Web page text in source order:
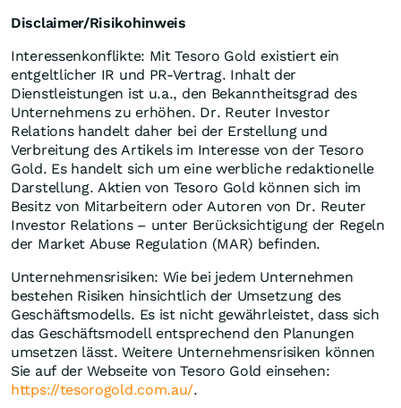
Disclaimer/Risikohinweis
Interessenkonflikte: Mit Tesoro Gold existiert ein
entgeltlicher IR und PR-Vertrag. Inhalt der
Dienstleistungen ist u.a., den Bekanntheitsgrad des
Unternehmens zu erhöhen. Dr. Reuter Investor
Relations handelt daher bei der Erstellung und
Verbreitung des Artikels im Interesse von der Tesoro
Gold. Es handelt sich um eine werbliche redaktionelle
Darstellung. Aktien von Tesoro Gold können sich im
Besitz von Mitarbeitern oder Autoren von Dr. Reuter
Investor Relations – unter Berücksichtigung der Regeln
der Market Abuse Regulation (MAR) befinden.
Unternehmensrisiken: Wie bei jedem Unternehmen
bestehen Risiken hinsichtlich der Umsetzung des
Geschäftsmodells. Es ist nicht gewährleistet, dass sich
das Geschäftsmodell entsprechend den Planungen
umsetzen lässt. Weitere Unternehmensrisiken können
Sie auf der Webseite von Tesoro Gold einsehen:
https://tesorogold.com.au/.